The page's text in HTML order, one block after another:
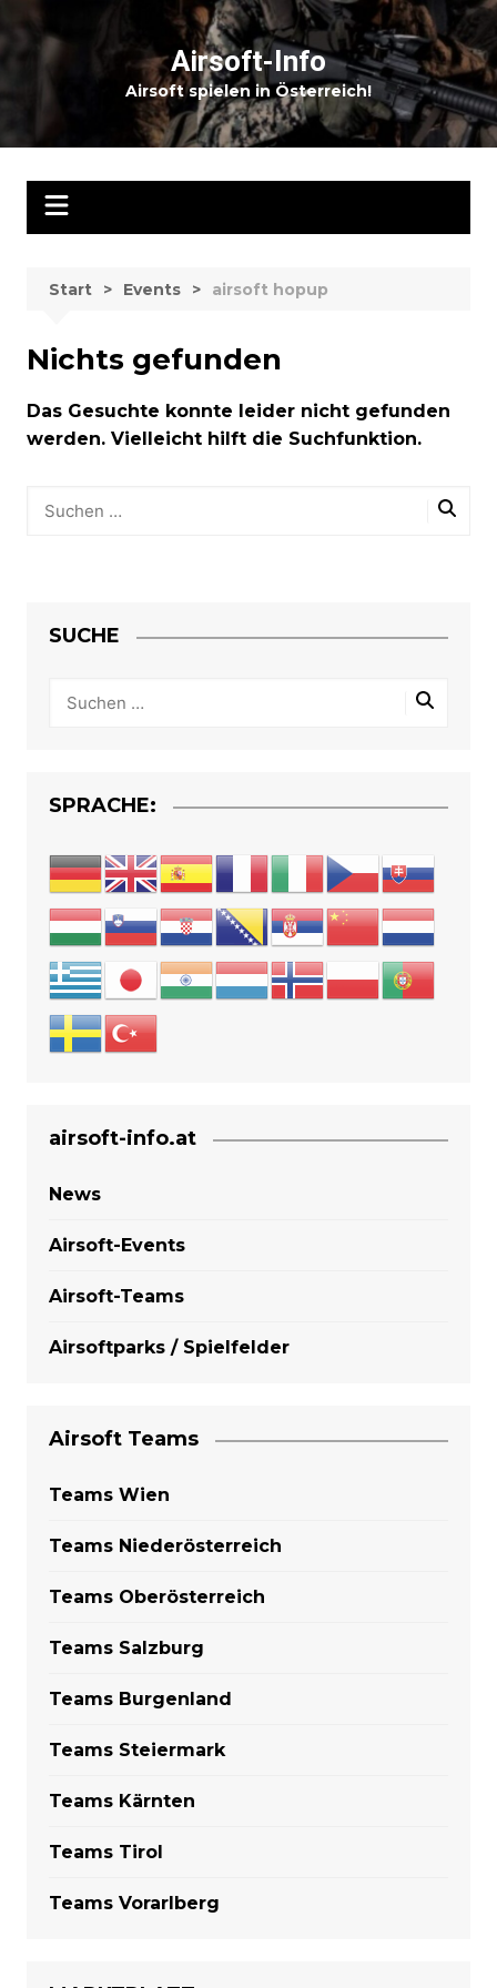
Inhalt
springen
Airsoft-Info
Airsoft spielen in Österreich!
Start Events airsoft hopup
Nichts gefunden
Das Gesuchte konnte leider nicht gefunden
werden. Vielleicht hilft die Suchfunktion.
SUCHE
SPRACHE:
airsoft-info.at
News
Airsoft-Events
Airsoft-Teams
Airsoftparks / Spielfelder
Airsoft Teams
Teams Wien
Teams Niederösterreich
Teams Oberösterreich
Teams Salzburg
Teams Burgenland
Teams Steiermark
Teams Kärnten
Teams Tirol
Teams Vorarlberg